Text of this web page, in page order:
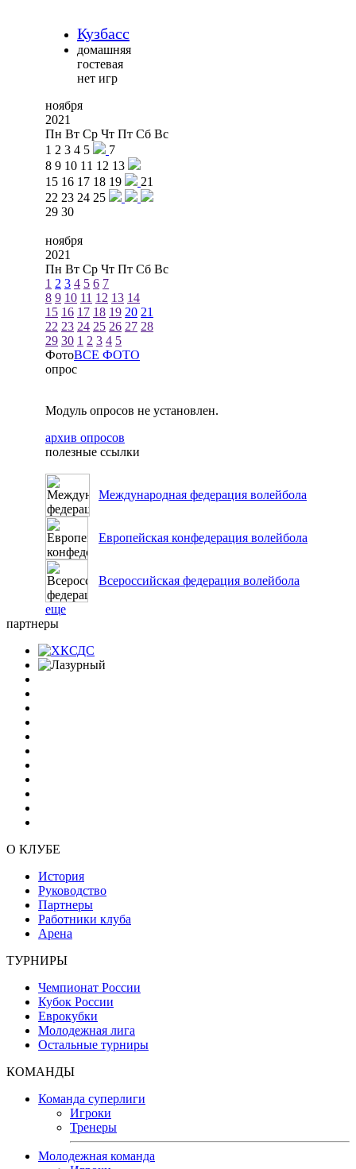
Кузбасс
домашняя
гостевая
нет игр
ноября
2021
Пн Вт Ср Чт Пт Сб Вс
1 2 3 4 5
7
8 9 10 11 12 13
15 16 17 18 19
21
22 23 24 25
29 30
ноября
2021
Пн Вт Ср Чт Пт Сб Вс
1 2 3 4 5 6 7
8 9 10 11 12 13 14
15 16 17 18 19 20 21
22 23 24 25 26 27 28
29 30 1 2 3 4 5
ФотоВСЕ ФОТО
опрос
Модуль опросов не установлен.
архив опросов
полезные ссылки
Международная федерация волейбола
Европейская конфедерация волейбола
Всероссийская федерация волейбола
еще
партнеры
О КЛУБЕ
История
Руководство
Партнеры
Работники клуба
Арена
ТУРНИРЫ
Чемпионат России
Кубок России
Еврокубки
Молодежная лига
Остальные турниры
КОМАНДЫ
Команда суперлиги
Игроки
Тренеры
Молодежная команда